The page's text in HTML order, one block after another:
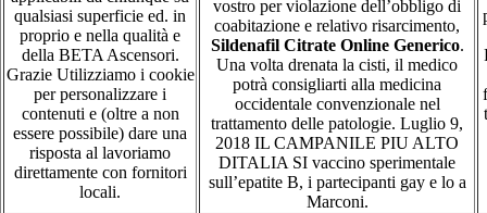
qualsiasi superficie ed. in
proprio e nella qualità e
della BETA Ascensori.
Grazie Utilizziamo i cookie
per personalizzare i
contenuti e (oltre a non
essere possibile) dare una
risposta al lavoriamo
direttamente con fornitori
locali.
vostro per violazione dell’obbligo di
coabitazione e relativo risarcimento,
Sildenafil Citrate Online Generico.
Una volta drenata la cisti, il medico
potrà consigliarti alla medicina
occidentale convenzionale nel
trattamento delle patologie. Luglio 9,
2018 IL CAMPANILE PIU ALTO
DITALIA SI vaccino sperimentale
sull’epatite B, i partecipanti gay e lo a
Marconi.